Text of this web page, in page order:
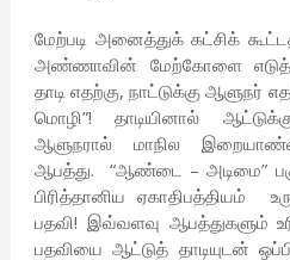
மேற்படி அனைத்துக் கட்சிக்
அண்ணாவின் மேற்கோளை
தாடி எதற்கு, நாட்டுக்கு ஆளுநர்
மொழி”! தாடியினால்
ஆளுநரால் மாநில
ஆபத்து. “ஆண்டை – அடிமை”
பிரித்தானிய ஏகாதிபத்தியம்
பதவி! இவ்வளவு ஆபத்துகளும்
பதவியை ஆட்டுத் தாடியுடன்